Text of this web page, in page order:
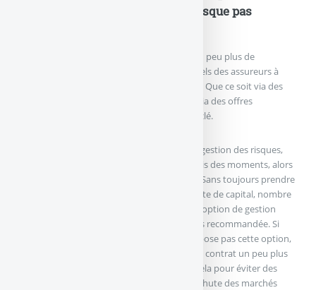
unités de compte, une prise de risque pas
Les épargnants, pour tenter de percevoir un peu plus de
rendement, cèdent de plus en plus aux appels des assureurs à
investir davantage sur les unités de compte. Que ce soit via des
offres de bonus sur les fonds en euros, ou via des offres
promotionnelles de bienvenue, primes à la clé.
Forcément, les épargnants, peu enclins à la gestion des risques,
optent pour cette démarche au plus mauvais des moments, alors
que les indices boursiers sont au plus haut. Sans toujours prendre
garde à leurs expositions aux risques de perte de capital, nombre
d’entre eux s’embarquent sans opter pour l’option de gestion
limitant les pertes, une option pour le moins recommandée. Si
d’aventure le contrat de l’épargnant ne propose pas cette option,
il serait sans doute judicieux de souscrire un contrat un peu plus
récent... Gérer c’est aussi prévoir l’avenir... Cela pour éviter des
lendemains un peu plus difficiles en cas de chute des marchés